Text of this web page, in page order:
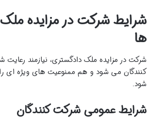
شرایط شرکت در مزایده
ها
شرکت در مزایده ملک دادگستری، نیازمند
کنندگان می شود و هم ممنوعیت های ویژه ای
شود.
شرایط عمومی شرکت کنندگان